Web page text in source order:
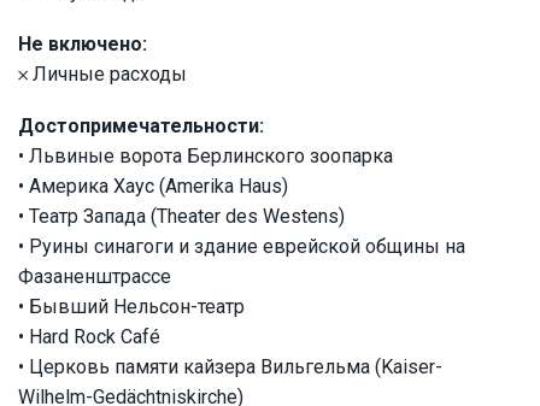
Не включено:
𐄂 Личные расходы
Достопримечательности:
• Львиные ворота Берлинского зоопарка
• Америка Хаус (Amerika Haus)
• Театр Запада (Theater des Westens)
• Руины синагоги и здание еврейской общины на
Фазаненштрассе
• Бывший Нельсон-театр
• Hard Rock Café
• Церковь памяти кайзера Вильгельма (Kaiser-
Wilhelm-Gedächtniskirche)